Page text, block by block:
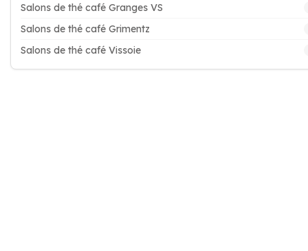
Salons de thé café Granges VS
Salons de thé café Grimentz
Salons de thé café Vissoie